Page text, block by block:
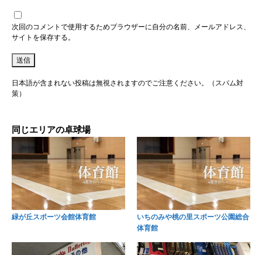
次回のコメントで使用するためブラウザーに自分の名前、メールアドレス、
サイトを保存する。
日本語が含まれない投稿は無視されますのでご注意ください。（スパム対
策）
同じエリアの卓球場
緑が丘スポーツ会館体育館
いちのみや桃の里スポーツ公園総合
体育館